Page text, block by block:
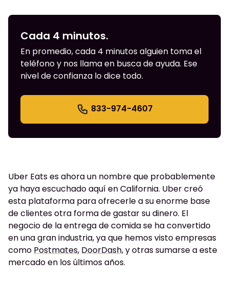
Cada 4 minutos.
En promedio, cada 4 minutos alguien toma el
teléfono y nos llama en busca de ayuda. Ese
nivel de confianza lo dice todo.
833-974-4607
Uber Eats es ahora un nombre que probablemente
ya haya escuchado aquí en California. Uber creó
esta plataforma para ofrecerle a su enorme base
de clientes otra forma de gastar su dinero. El
negocio de la entrega de comida se ha convertido
en una gran industria, ya que hemos visto empresas
como Postmates, DoorDash,y otras sumarse a este
mercado en los últimos años.